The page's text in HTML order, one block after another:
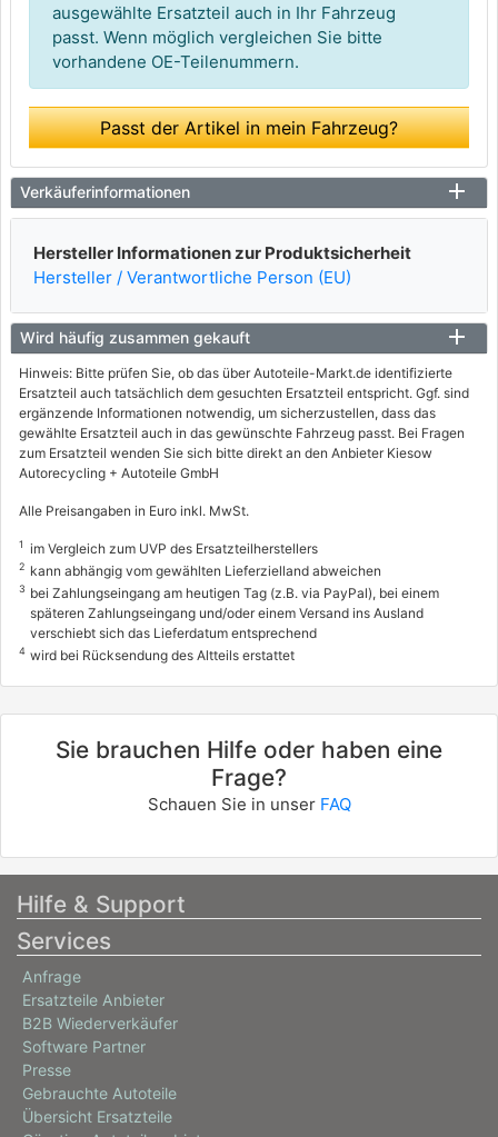
ausgewählte Ersatzteil auch in Ihr Fahrzeug
passt. Wenn möglich vergleichen Sie bitte
vorhandene OE-Teilenummern.
Passt der Artikel in mein Fahrzeug?
Verkäuferinformationen
Hersteller Informationen zur Produktsicherheit
Hersteller / Verantwortliche Person (EU)
Wird häufig zusammen gekauft
Hinweis: Bitte prüfen Sie, ob das über Autoteile-Markt.de identifizierte
Ersatzteil auch tatsächlich dem gesuchten Ersatzteil entspricht. Ggf. sind
ergänzende Informationen notwendig, um sicherzustellen, dass das
gewählte Ersatzteil auch in das gewünschte Fahrzeug passt. Bei Fragen
zum Ersatzteil wenden Sie sich bitte direkt an den Anbieter Kiesow
Autorecycling + Autoteile GmbH
Alle Preisangaben in Euro inkl. MwSt.
1 im Vergleich zum UVP des Ersatzteilherstellers
2 kann abhängig vom gewählten Lieferzielland abweichen
3 bei Zahlungseingang am heutigen Tag (z.B. via PayPal), bei einem
späteren Zahlungseingang und/oder einem Versand ins Ausland
verschiebt sich das Lieferdatum entsprechend
4 wird bei Rücksendung des Altteils erstattet
Sie brauchen Hilfe oder haben eine
Frage?
Schauen Sie in unser FAQ
Hilfe & Support
Services
Anfrage
Ersatzteile Anbieter
B2B Wiederverkäufer
Software Partner
Presse
Gebrauchte Autoteile
Übersicht Ersatzteile